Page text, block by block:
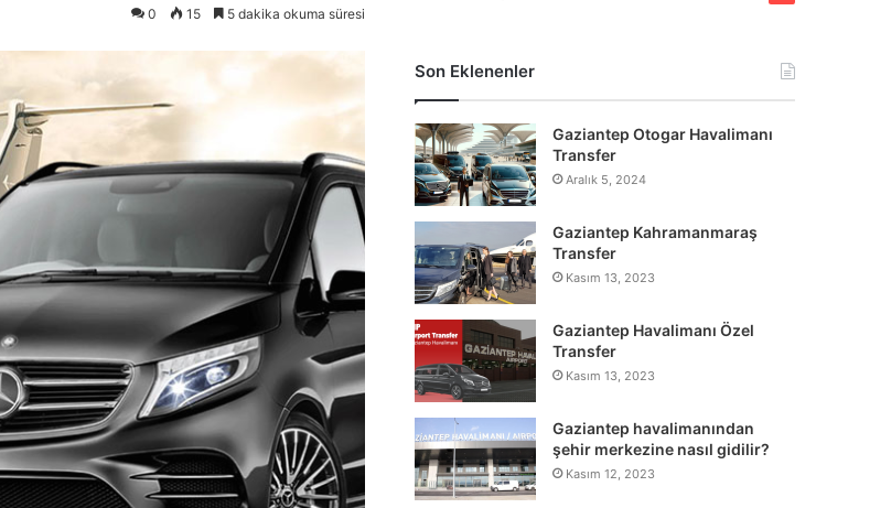
0 15 5 dakika okuma süresi
Son Eklenenler
Gaziantep Otogar Havalimanı
Transfer
Aralık 5, 2024
Gaziantep Kahramanmaraş
Transfer
Kasım 13, 2023
Gaziantep Havalimanı Özel
Transfer
Kasım 13, 2023
Gaziantep havalimanından
şehir merkezine nasıl gidilir?
Kasım 12, 2023